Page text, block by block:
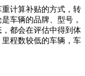
计算补贴的方式，转
车辆的品牌、型号，
都会在评估中得到体
程数较低的车辆，车